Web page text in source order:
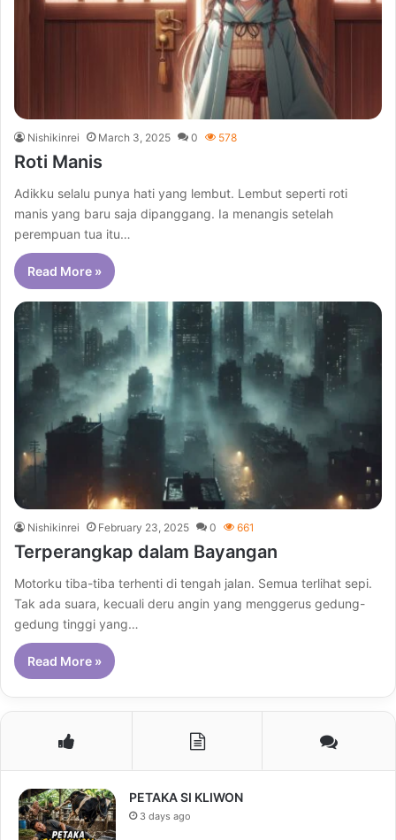
Nishikinrei March 3, 2025 0 578
Roti Manis
Adikku selalu punya hati yang lembut. Lembut seperti roti
manis yang baru saja dipanggang. Ia menangis setelah
perempuan tua itu…
Read More »
Nishikinrei February 23, 2025 0 661
Terperangkap dalam Bayangan
Motorku tiba-tiba terhenti di tengah jalan. Semua terlihat sepi.
Tak ada suara, kecuali deru angin yang menggerus gedung-
gedung tinggi yang…
Read More »
PETAKA SI KLIWON
3 days ago